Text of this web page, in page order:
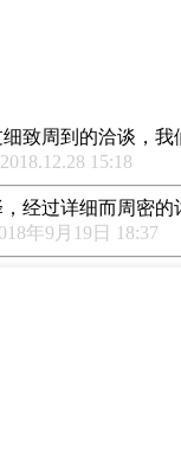
致周到的洽谈，我
15:18
经过详细而周密的
年9月19日 18:37